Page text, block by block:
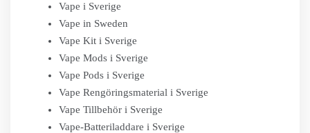
Vape i Sverige
Vape in Sweden
Vape Kit i Sverige
Vape Mods i Sverige
Vape Pods i Sverige
Vape Rengöringsmaterial i Sverige
Vape Tillbehör i Sverige
Vape-Batteriladdare i Sverige